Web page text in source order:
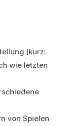
(kurz:
wie letzten
von Spielen